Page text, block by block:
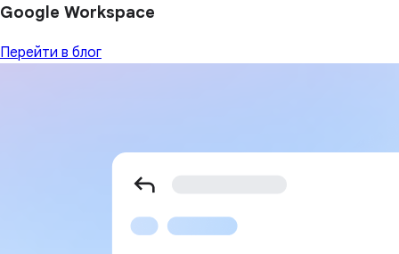
Google Workspace
Перейти в блог